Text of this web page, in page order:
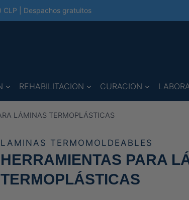
| Despachos gratuitos
REHABILITACION CURACION
LÁMINAS TERMOPLÁSTICAS
LAMINAS TERMOMOLDEABLES
HERRAMIENTAS PARA
TERMOPLÁSTICAS